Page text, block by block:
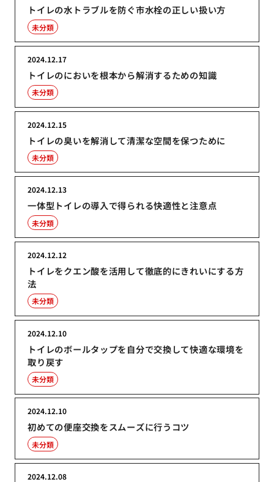
トイレの水トラブルを防ぐ市水栓の正しい扱い方
未分類
トイレのにおいを根本から解消するための知識
2024.12.17
未分類
トイレの臭いを解消して清潔な空間を保つために
2024.12.15
未分類
一体型トイレの導入で得られる快適性と注意点
2024.12.13
未分類
トイレをクエン酸を活用して徹底的にきれいにする方
法
2024.12.12
未分類
トイレのボールタップを自分で交換して快適な環境を
取り戻す
2024.12.10
未分類
初めての便座交換をスムーズに行うコツ
2024.12.10
未分類
2024.12.08